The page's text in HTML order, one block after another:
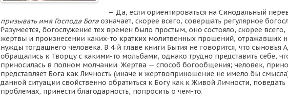
— Да, если ориентироваться на Синодальный
призывать имя Господа Богаозначает, скорее всего, совершать регулярное
Разумеется, богослужение тех времен было простым, оно состояло, скорее
жертвы и произнесении каких-то кратких молитвенных прошений, отражавших
нужды тогдашнего человека. В 4‑й главе книги Бытия не говорится, что сыновья
обращались к Творцу с какими-то мольбами, однако трудно представить себе,
приносилась в полном молчании. Жертва — способ богообщения; человек,
представляет Бога как Личность (иначе и жертвоприношение не имело бы
данной ситуации свойственно обратиться к Богу как к Живой Личности,
проблемах, принести благодарность, попросить о чем-то.